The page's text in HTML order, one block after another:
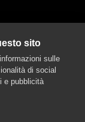
sito
sulle
di social
e pubblicità